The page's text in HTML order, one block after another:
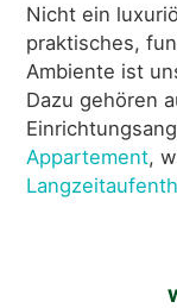
Nicht ein
praktisches,
Ambiente ist
Dazu gehören
Appartement,